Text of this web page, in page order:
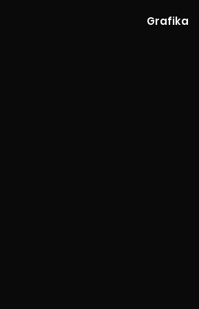
Grafika